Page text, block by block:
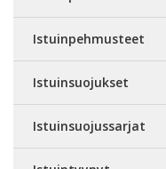
Istuinpehmusteet
Istuinsuojukset
Istuinsuojussarjat